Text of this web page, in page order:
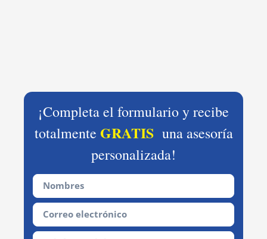
¡Completa el formulario y recibe
totalmente GRATISuna asesoría
personalizada!